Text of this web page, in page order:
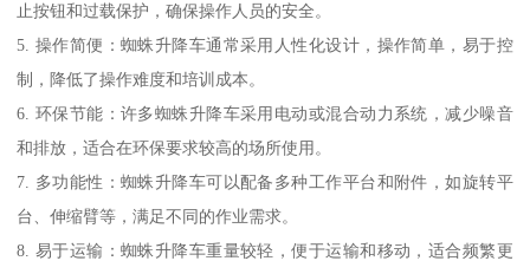
止按钮和过载保护，确保操作人员的安全。
5. 操作简便：蜘蛛升降车通常采用人性化设计，操作简单，易于控
制，降低了操作难度和培训成本。
6. 环保节能：许多蜘蛛升降车采用电动或混合动力系统，减少噪音
和排放，适合在环保要求较高的场所使用。
7. 多功能性：蜘蛛升降车可以配备多种工作平台和附件，如旋转平
台、伸缩臂等，满足不同的作业需求。
8. 易于运输：蜘蛛升降车重量较轻，便于运输和移动，适合频繁更